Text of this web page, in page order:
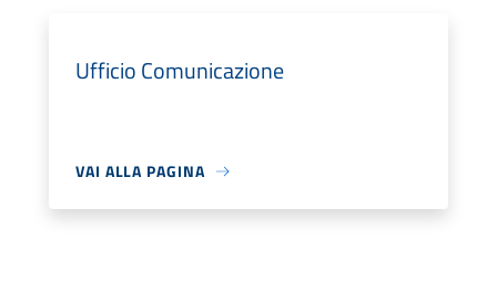
Ufficio Comunicazione
VAI ALLA PAGINA